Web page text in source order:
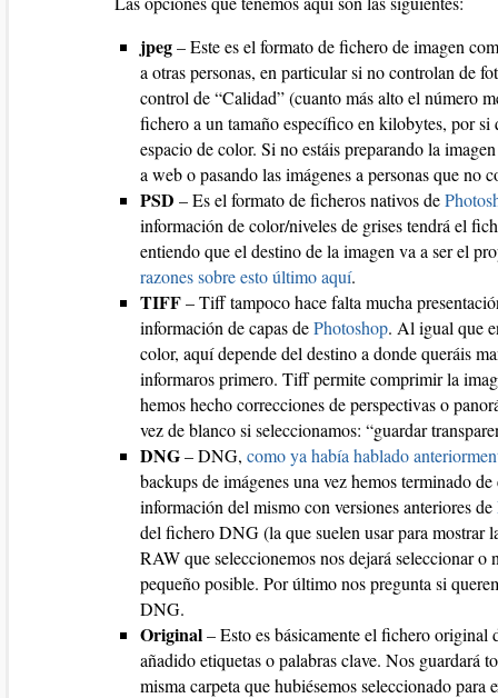
jpeg– Este es el formato de fichero de imagen
a otras personas, en particular si no controlan de
control de “Calidad” (cuanto más alto el número
fichero a un tamaño específico en kilobytes, por
espacio de color. Si no estáis preparando la
a web o pasando las imágenes a personas que
PSD – Es el formato de ficheros nativos de
información de color/niveles de grises tendrá el
entiendo que el destino de la imagen va a ser el
razones sobre esto último aquí.
TIFF– Tiff tampoco hace falta mucha
información de capas dePhotoshop. Al igual que
color, aquí depende del destino a donde queráis
informaros primero. Tiff permite comprimir la
hemos hecho correcciones de perspectivas o
vez de blanco si seleccionamos: “guardar
DNG– DNG,como ya había hablado
backups de imágenes una vez hemos terminado
información del mismo con versiones anteriores de
del fichero DNG (la que suelen usar para mostrar
RAW que seleccionemos nos dejará seleccionar
pequeño posible. Por último nos pregunta si
DNG.
Original– Esto es básicamente el fichero
añadido etiquetas o palabras clave. Nos guardará
misma carpeta que hubiésemos seleccionado para